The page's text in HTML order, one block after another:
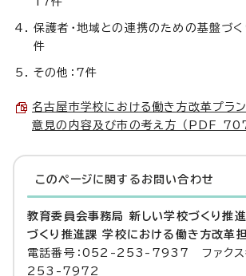
保護者・地域との連携のための基盤づく
件
その他：7件
名古屋市学校における働き方改革プラン
意見の内容及び市の考え方 （PDF
このページに関する お問い合わせ
教育委員会事務局 新しい学校づくり推
づくり推進課 学校における働き方改革
電話番号：052-253-7937 ファクス
253-7972